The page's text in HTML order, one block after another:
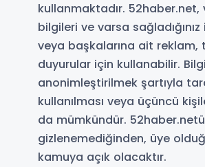
kullanmaktadır. 52haber.net,
bilgileri ve varsa
veya başkalarına ait reklam,
duyurular için kullanabilir.
anonimleştirilmek şartıyla
kullanılması veya üçüncü
da mümkündür.
gizlenemediğinden, üye
kamuya açık olacaktır.